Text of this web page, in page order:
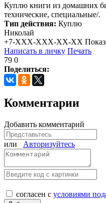
Куплю книги из домашних
технические, специальные/.
Тип действия: Куплю
Николай
+7-XXX-XXX-XX-XX
Написать в личку Печать
79 0
Поделиться:
Комментарии
Добавить комментарий
или Авторизуйтесь
согласен с условиями